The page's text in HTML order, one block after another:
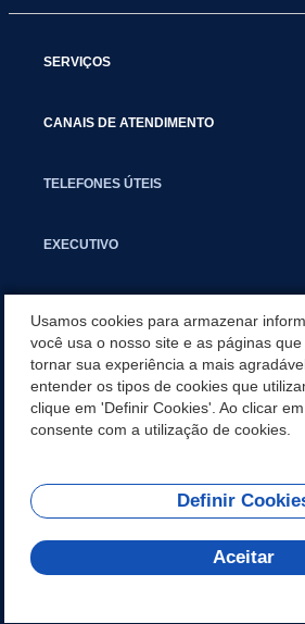
SERVIÇOS
CANAIS DE ATENDIMENTO
TELEFONES ÚTEIS
EXECUTIVO
APLICATIVO
SECRETARIAS
REDES SOCIAIS
Usamos cookies para armazenar
você usa o nosso site e as páginas
tornar sua experiência a mais
entender os tipos de cookies que
clique em 'Definir Cookies'. Ao clicar
consente com a utilização de cookies.
Definir
Aceitar